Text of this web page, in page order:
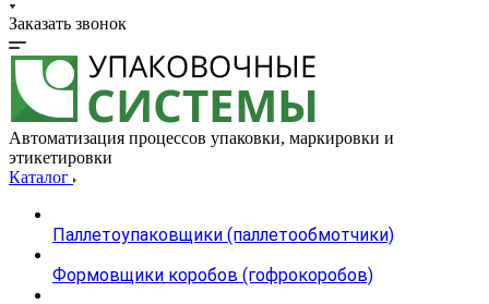
Заказать звонок
Автоматизация процессов упаковки, маркировки и
этикетировки
Каталог
Паллетоупаковщики (паллетообмотчики)
Формовщики коробов (гофрокоробов)